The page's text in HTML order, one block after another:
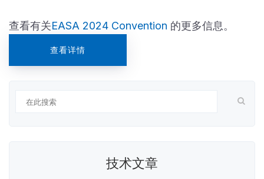
查看有关EASA 2024 Convention 的更多信息。
查看详情
技术文章